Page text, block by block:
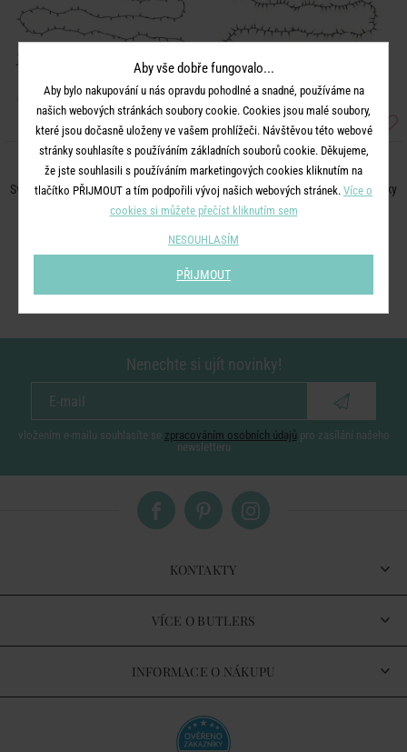
WHITE BULBS
Světelný řetěz venkovní mini žárovky
200 světel
699 Kč
WHITE BULBS
Světelný řetěz venkovní mini žárovky
300 světel
849 Kč
Nenechte si ujít novinky!
vložením e-mailu souhlasíte se zpracováním osobních údajů pro zasílání našeho
newsletteru
KONTAKTY
VÍCE O BUTLERS
INFORMACE O NÁKUPU
Aby vše dobře fungovalo...
Aby bylo nakupování u nás opravdu pohodlné a snadné, používáme na
našich webových stránkách soubory cookie. Cookies jsou malé soubory,
které jsou dočasně uloženy ve vašem prohlížeči. Návštěvou této webové
stránky souhlasíte s používáním základních souborů cookie. Děkujeme,
že jste souhlasili s používáním marketingových cookies kliknutím na
tlačítko PŘIJMOUT a tím podpořili vývoj našich webových stránek. Více o
cookies si můžete přečíst kliknutím sem
NESOUHLASÍM
PŘIJMOUT